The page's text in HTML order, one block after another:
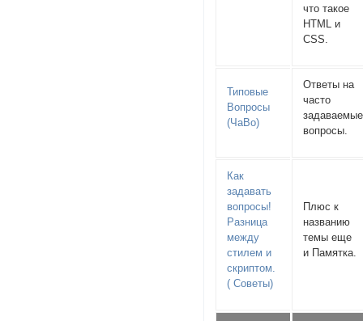
что такое
HTML и
CSS.
Типовые
Вопросы
(ЧаВо)
Ответы на
часто
задаваемые
вопросы.
Как
задавать
вопросы!
Разница
между
стилем и
скриптом.
( Советы)
Плюс к
названию
темы еще
и Памятка.